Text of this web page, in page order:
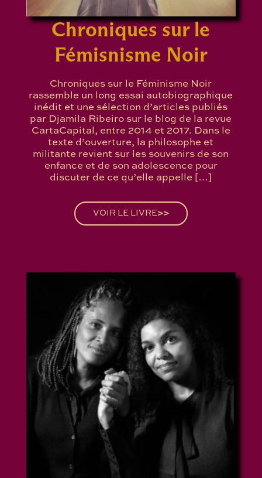
Chroniques sur le
Fémisnisme Noir
Chroniques sur le Féminisme Noir
rassemble un long essai autobiographique
inédit et une sélection d’articles publiés
par Djamila Ribeiro sur le blog de la revue
CartaCapital, entre 2014 et 2017. Dans le
texte d’ouverture, la philosophe et
militante revient sur les souvenirs de son
enfance et de son adolescence pour
discuter de ce qu’elle appelle […]
VOIR LE LIVRE>>